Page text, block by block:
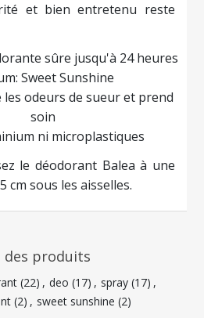
et bien entretenu reste
sûre jusqu'à 24 heures
Sweet Sunshine
odeurs de sueur et prend
soin
ni microplastiques
le déodorant Balea à une
cm sous les aisselles.
des produits
(22) , deo (17) , spray (17) ,
(2) , sweet sunshine (2)